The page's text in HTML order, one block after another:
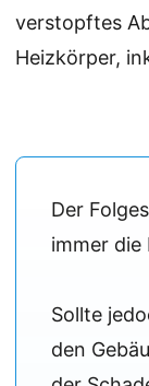
verstopftes
Heizkörper,
Der
immer die
Sollte
den